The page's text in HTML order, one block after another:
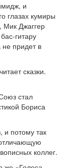
и
глазах кумиры
Мик Джаггер
гитару
не придет в
сказки.
стал
Бориса
и потому так
коллег.